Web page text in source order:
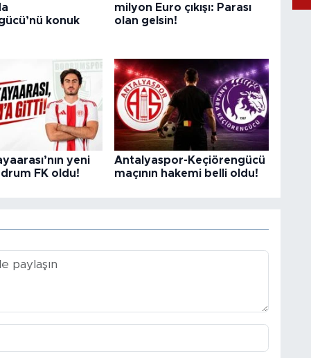
konuk
milyon Euro çıkışı: Parası
olan gelsin!
yeni
FK oldu!
Antalyaspor-Keçiörengücü
maçının hakemi belli oldu!